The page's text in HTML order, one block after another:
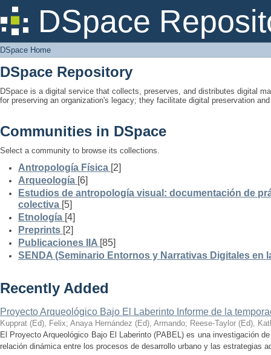
DSpace
DSpace Home
DSpace Home
DSpace Repository
DSpace is a digital service that collects, preserves, and distributes digital
for preserving an organization's legacy; they facilitate digital preservation
Communities in DSpace
Select a community to browse its collections.
Antropología Física [2]
Arqueología [6]
Estudios de antropología visual: documentación de
colectiva [5]
Etnología [4]
Preprints [2]
Publicaciones IIA [85]
SENDA (Seminario Entornos y Narrativas Digitales en
Recently Added
Proyecto Arqueológico Bajo El Laberinto Informe de la
Kupprat (Ed), Felix; Anaya Hernández (Ed), Armando; Reese-Taylor (Ed),
El Proyecto Arqueológico Bajo El Laberinto (PABEL) es una investigación
relación dinámica entre los procesos de desarrollo urbano y las estrategias